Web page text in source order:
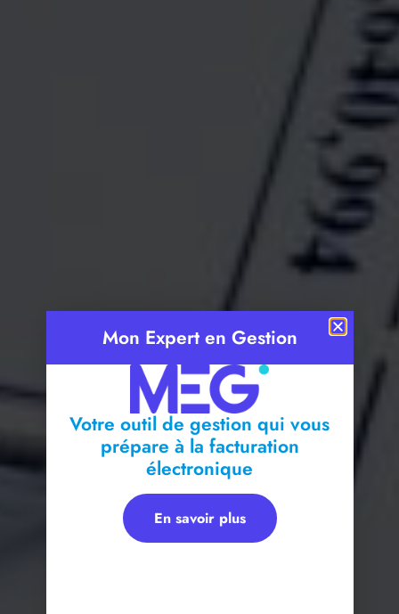
Mon Expert en Gestion
Votre outil de gestion qui vous
prépare à la facturation
électronique
En savoir plus